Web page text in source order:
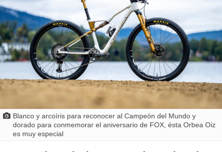
Blanco y arcoíris para reconocer al Campeón del Mundo y
dorado para conmemorar el aniversario de FOX, ésta Orbea Oiz
es muy especial